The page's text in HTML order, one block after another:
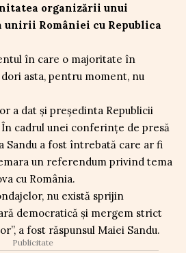
organizării unui
unirii României cu Republica
în care o majoritate în
asta, pentru moment, nu
a dat și președinta Republicii
În cadrul unei conferințe de presă
Sandu a fost întrebată care ar fi
un referendum privind tema
cu România.
nu există sprijin
democratică şi mergem strict
a fost răspunsul Maiei Sandu.
Publicitate